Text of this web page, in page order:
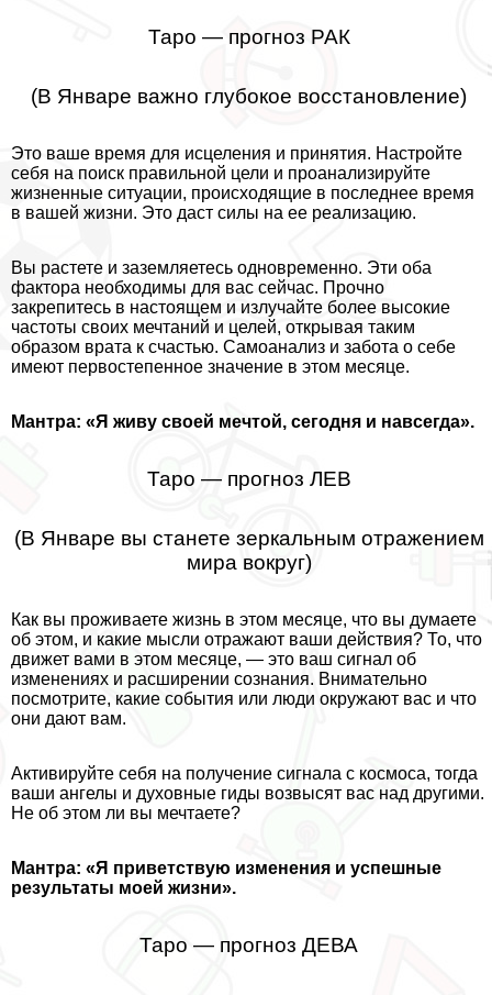
Таро — прогноз РАК
(В Январе важно глубокое восстановление)
Это ваше время для исцеления и принятия. Настройте
себя на поиск правильной цели и проанализируйте
жизненные ситуации, происходящие в последнее время
в вашей жизни. Это даст силы на ее реализацию.
Вы растете и заземляетесь одновременно. Эти оба
фактора необходимы для вас сейчас. Прочно
закрепитесь в настоящем и излучайте более высокие
частоты своих мечтаний и целей, открывая таким
образом врата к счастью. Самоанализ и забота о себе
имеют первостепенное значение в этом месяце.
Мантра: «Я живу своей мечтой, сегодня и навсегда».
Таро — прогноз ЛЕВ
(В Январе вы станете зеркальным отражением
мира вокруг)
Как вы проживаете жизнь в этом месяце, что вы думаете
об этом, и какие мысли отражают ваши действия? То, что
движет вами в этом месяце, — это ваш сигнал об
изменениях и расширении сознания. Внимательно
посмотрите, какие события или люди окружают вас и что
они дают вам.
Активируйте себя на получение сигнала с космоса, тогда
ваши ангелы и духовные гиды возвысят вас над другими.
Не об этом ли вы мечтаете?
Мантра: «Я приветствую изменения и успешные
результаты моей жизни».
Таро — прогноз ДЕВА